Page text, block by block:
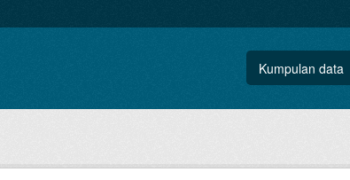
Kumpulan data